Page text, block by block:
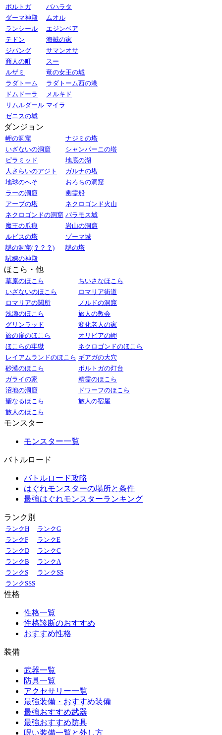
ポルトガ
バハラタ
ダーマ神殿
ムオル
ランシール
エジンベア
テドン
海賊の家
ジパング
サマンオサ
商人の町
スー
ルザミ
竜の女王の城
ラダトーム
ラダトーム西の港
ドムドーラ
メルキド
リムルダール マイラ
ゼニスの城
ダンジョン
岬の洞窟
ナジミの塔
いざないの洞窟
シャンパーニの塔
ピラミッド
地底の湖
人さらいのアジト
ガルナの塔
地球のへそ
おろちの洞窟
ラーの洞窟
幽霊船
アープの塔
ネクロゴンド火山
ネクロゴンドの洞窟 バラモス城
魔王の爪痕
岩山の洞窟
ルビスの塔
ゾーマ城
謎の洞窟(？？？)
謎の塔
試練の神殿
ほこら・他
草原のほこら
ちいさなほこら
いざないのほこら
ロマリア街道
ロマリアの関所
ノルドの洞窟
浅瀬のほこら
旅人の教会
グリンラッド
変化老人の家
旅の扉のほこら
オリビアの岬
ほこらの牢獄
ネクロゴンドのほこら
レイアムランドのほこら ギアガの大穴
砂漠のほこら
ポルトガの灯台
ガライの家
精霊のほこら
沼地の洞窟
ドワーフのほこら
聖なるほこら
旅人の宿屋
旅人のほこら
モンスター
モンスター一覧
バトルロード
バトルロード攻略
はぐれモンスターの場所と条件
最強はぐれモンスターランキング
ランク別
ランクH
ランクG
ランクF
ランクE
ランクD
ランクC
ランクB
ランクA
ランクS
ランクSS
ランクSSS
性格
性格一覧
性格診断のおすすめ
おすすめ性格
装備
武器一覧
防具一覧
アクセサリー一覧
最強装備・おすすめ装備
最強おすすめ武器
最強おすすめ防具
呪い装備一覧と外し方